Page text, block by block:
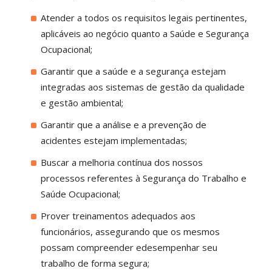
Atender a todos os requisitos legais pertinentes,
aplicáveis ao negócio quanto a Saúde e Segurança
Ocupacional;
Garantir que a saúde e a segurança estejam
integradas aos sistemas de gestão da qualidade
e gestão ambiental;
Garantir que a análise e a prevenção de
acidentes estejam implementadas;
Buscar a melhoria contínua dos nossos
processos referentes à Segurança do Trabalho e
Saúde Ocupacional;
Prover treinamentos adequados aos
funcionários, assegurando que os mesmos
possam compreender edesempenhar seu
trabalho de forma segura;